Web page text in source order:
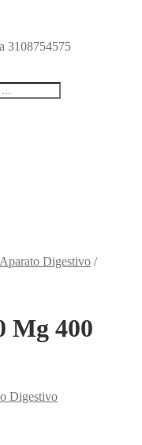
3108754575
Aparato Digestivo /
Mg 400
Digestivo